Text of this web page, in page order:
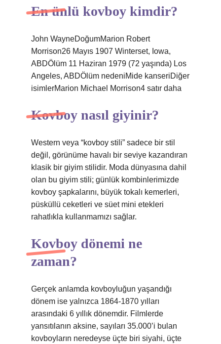
En ünlü kovboy kimdir?
John WayneDoğumMarion Robert
Morrison26 Mayıs 1907 Winterset, Iowa,
ABDÖlüm 11 Haziran 1979 (72 yaşında) Los
Angeles, ABDÖlüm nedeniMide kanseriDiğer
isimlerMarion Michael Morrison4 satır daha
Kovboy nasıl giyinir?
Western veya “kovboy stili” sadece bir stil
değil, görünüme havalı bir seviye kazandıran
klasik bir giyim stilidir. Moda dünyasına dahil
olan bu giyim stili; günlük kombinlerimizde
kovboy şapkalarını, büyük tokalı kemerleri,
püsküllü ceketleri ve süet mini etekleri
rahatlıkla kullanmamızı sağlar.
Kovboy dönemi ne
zaman?
Gerçek anlamda kovboyluğun yaşandığı
dönem ise yalnızca 1864-1870 yılları
arasındaki 6 yıllık dönemdir. Filmlerde
yansıtılanın aksine, sayıları 35.000’i bulan
kovboyların neredeyse üçte biri siyahi, üçte